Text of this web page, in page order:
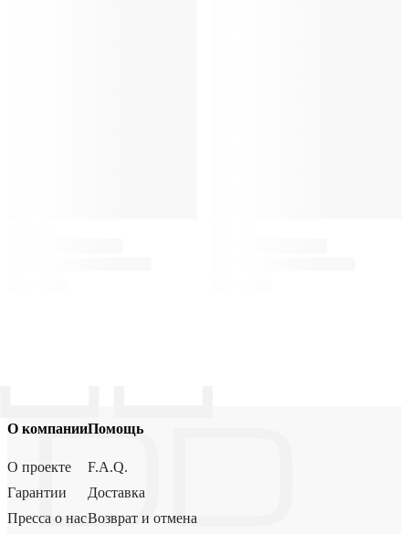
О компании
О проекте
Гарантии
Пресса о нас
Помощь
F.A.Q.
Доставка
Возврат и отмена